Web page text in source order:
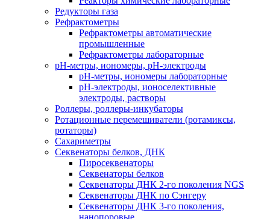
Редукторы газа
Рефрактометры
Рефрактометры автоматические
промышленные
Рефрактометры лабораторные
рН-метры, иономеры, рН-электроды
рН-метры, иономеры лабораторные
рН-электроды, ионоселективные
электроды, растворы
Роллеры, роллеры-инкубаторы
Ротационные перемешиватели (ротамиксы,
ротаторы)
Сахариметры
Секвенаторы белков, ДНК
Пиросеквенаторы
Секвенаторы белков
Секвенаторы ДНК 2-го поколения NGS
Секвенаторы ДНК по Сэнгеру
Секвенаторы ДНК 3-го поколения,
нанопоровые